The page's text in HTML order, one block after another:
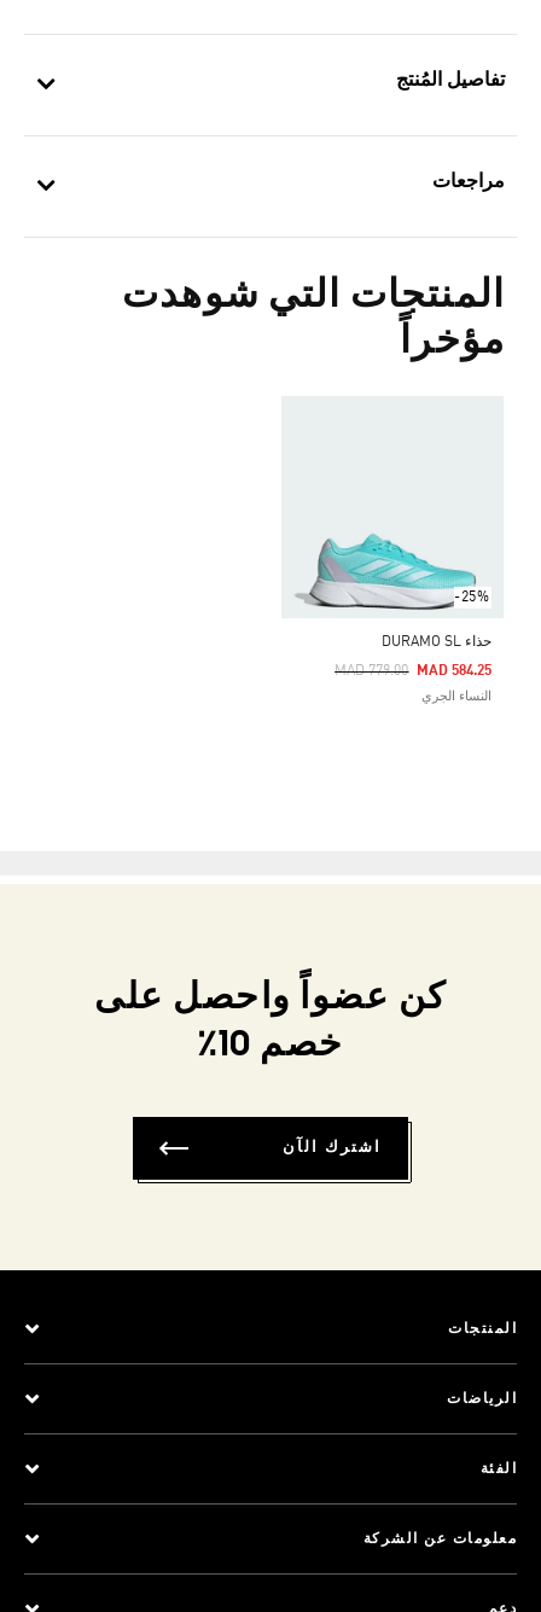
تفاصيل المُنتج
مراجعات
المنتجات التي شوهدت
مؤخراً
-25%
حذاء DURAMO SL
Price Reduced From
MAD 779.00
To MAD 584.25
النساء الجري
كن عضواً واحصل على
خصم 10٪
اشترك الآن
المنتجات
الرياضات
الفئة
معلومات عن الشركة